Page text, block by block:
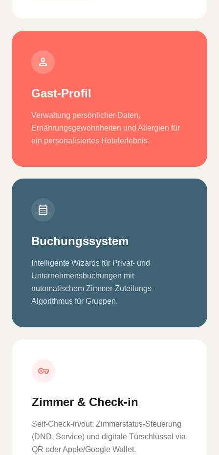
person
Gast-Profil
Verwaltung persönlicher Daten,
Ernährungsgewohnheiten und Allergien für
ein personalisiertes Hotelerlebnis.
calendar_month
Buchungssystem
Intelligente Wizards für Privat- und
Unternehmensbuchungen mit
automatischem Zimmer-Zuteilungs-
Algorithmus für Gruppen.
vpn_key
Zimmer & Check-in
Self-Check-in/out, Zimmerstatus-Steuerung
(DND, Service) und digitale Türschlüssel via
QR oder Apple/Google Wallet.